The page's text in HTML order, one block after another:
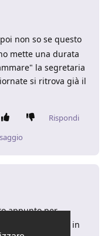
non so se questo
mette una durata
la segretaria
si ritrova già il
Rispondi
appunto per
durata standard in